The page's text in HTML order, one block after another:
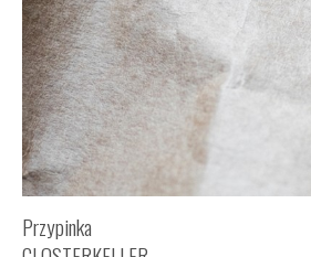
Przypinka